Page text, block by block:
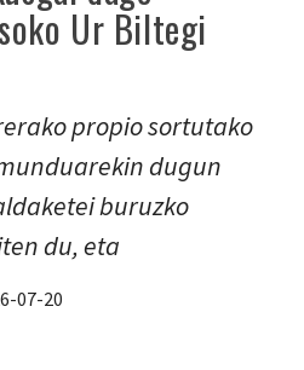
Ur Biltegi
propio sortutako
dugun
buruzko
du, eta
07-20